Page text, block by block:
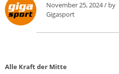
November 25, 2024 / by
Gigasport
Alle Kraft der Mitte